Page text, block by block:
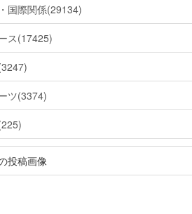
国際関係(29134)
ス(17425)
ツ(3374)
投稿画像